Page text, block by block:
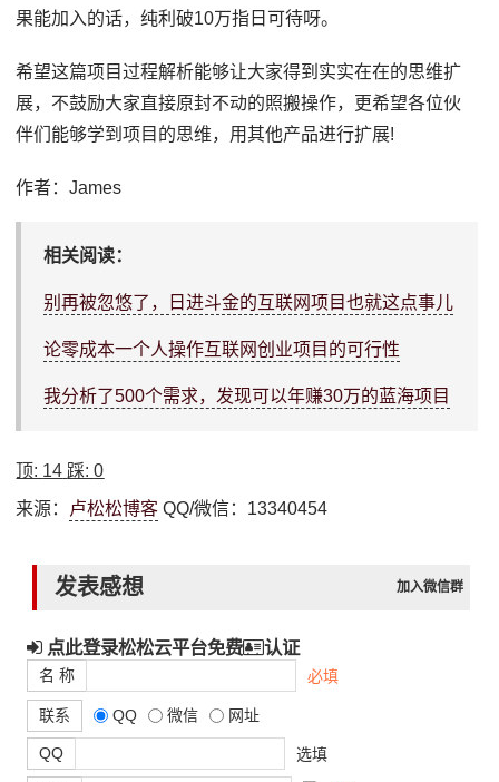
果能加入的话，纯利破10万指日可待呀。
希望这篇项目过程解析能够让大家得到实实在在的思维扩
展，不鼓励大家直接原封不动的照搬操作，更希望各位伙
伴们能够学到项目的思维，用其他产品进行扩展!
作者：James
相关阅读：
别再被忽悠了，日进斗金的互联网项目也就这点事儿
论零成本一个人操作互联网创业项目的可行性
我分析了500个需求，发现可以年赚30万的蓝海项目
顶: 14 踩:0
来源： 卢松松博客 QQ/微信：13340454
发表感想 加入微信群
点此登录松松云平台免费 认证
名 称 必填
联系 QQ 微信 网址
QQ 选填